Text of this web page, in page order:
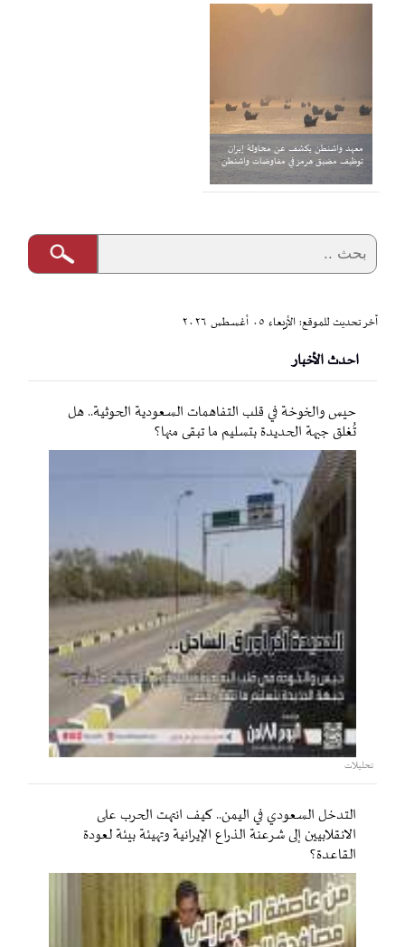
معهد واشنطن يكشف عن محاولة إيران
توظيف مضيق هرمز في مفاوضات واشنطن
آخر تحديث للموقع: الأربعاء ٠٥ أغسطس ٢٠٢٦
احدث الأخبار
حيس والخوخة في قلب التفاهمات السعودية الحوثية.. هل
تُغلق جبهة الحديدة بتسليم ما تبقى منها؟
تحليلات
التدخل السعودي في اليمن.. كيف انتهت الحرب على
الانقلابيين إلى شرعنة الذراع الإيرانية وتهيئة بيئة لعودة
القاعدة؟